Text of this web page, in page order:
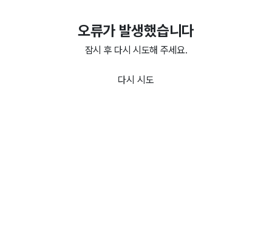
오류가 발생했습니다
잠시 후 다시 시도해 주세요.
다시 시도